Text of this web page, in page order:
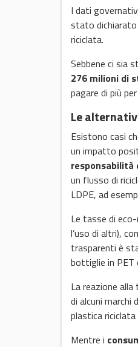
I dati
stato dichiarato
riciclata.
Sebbene ci sia
276 milioni di
pagare di più
Le
Esistono casi
un impatto
responsabilità
un flusso di
LDPE, ad
Le tasse di
l’uso di altri),
trasparenti è
bottiglie in PET
La reazione
di alcuni marchi
plastica
Mentre i